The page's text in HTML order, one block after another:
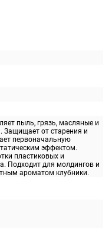
пыль, грязь, масляные и
Защищает от старения и
первоначальную
эффектом.
пластиковых и
Подходит для молдингов и
ароматом клубники.